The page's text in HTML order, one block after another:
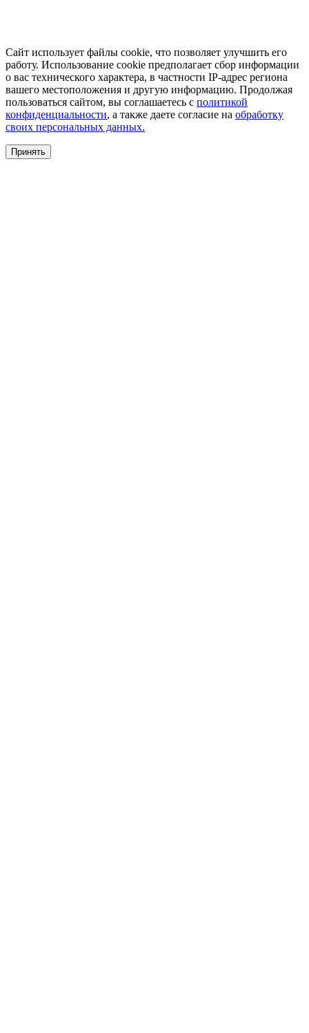
Сайт использует файлы cookie, что позволяет улучшить его
работу. Использование cookie предполагает сбор информации
о вас технического характера, в частности IP-адрес региона
вашего местоположения и другую информацию. Продолжая
пользоваться сайтом, вы соглашаетесь с политикой
конфиденциальности, а также даете согласие на обработку
своих персональных данных.
Принять